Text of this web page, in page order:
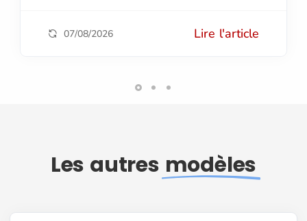
07/08/2026 Lire l'article
Les autres modèles